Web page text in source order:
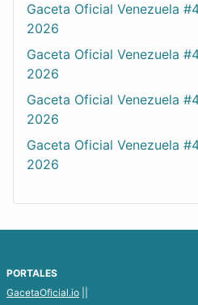
Gaceta Oficial Venezuela
2026
Gaceta Oficial Venezuela
2026
Gaceta Oficial Venezuela
2026
Gaceta Oficial Venezuela
2026
PORTALES
GacetaOficial.io